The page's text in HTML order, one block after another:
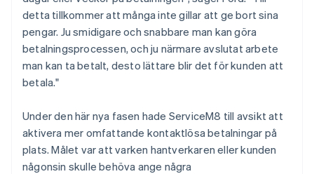
detta tillkommer att många inte gillar att ge bort sina
pengar. Ju smidigare och snabbare man kan göra
betalningsprocessen, och ju närmare avslutat arbete
man kan ta betalt, desto lättare blir det för kunden att
betala."
Under den här nya fasen hade ServiceM8 till avsikt att
aktivera mer omfattande kontaktlösa betalningar på
plats. Målet var att varken hantverkaren eller kunden
någonsin skulle behöva ange några